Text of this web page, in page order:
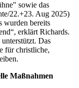
sowie das
22.+23. Aug 2025)
wurden bereits
erklärt Richards.
Das
für christliche,
Maßnahmen